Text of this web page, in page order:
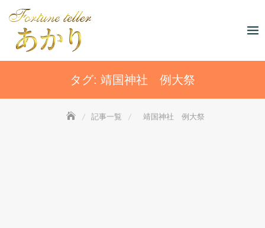
content
タグ: 靖国神社 例大祭
記事一覧 靖国神社 例大祭